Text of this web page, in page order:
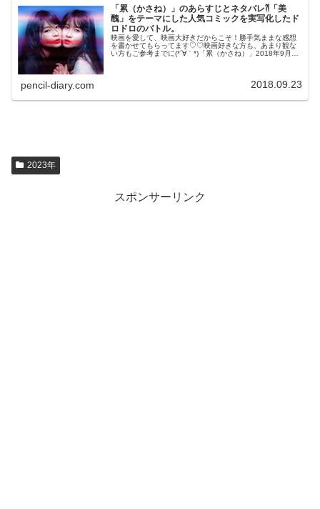
「累（かさね）」のあらすじとネタバレ⁈「美
醜」をテーマにした人気コミックを実写化したド
ロドロのバトル。
映画を愛して、映画大好きだからこそ！勝手気ままな感想
を書かせてもらってます♡♡映画好きな方も、あまり観な
い方もご参考までに(*´∀｀*)「累（かさね）」2018年9月7
pencil-diary.com 2018.09.23
2023年
スポンサーリンク